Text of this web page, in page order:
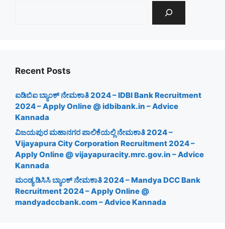
Recent Posts
ಐಡಿಬಿಐ ಬ್ಯಾಂಕ್ ನೇಮಕಾತಿ 2024 – IDBI Bank Recruitment
2024 – Apply Online @ idbibank.in – Advice
Kannada
ವಿಜಯಪುರ ಮಹಾನಗರ ಪಾಲಿಕೆಯಲ್ಲಿ ನೇಮಕಾತಿ 2024 –
Vijayapura City Corporation Recruitment 2024 –
Apply Online @ vijayapuracity.mrc.gov.in – Advice
Kannada
ಮಂಡ್ಯ ಡಿಸಿಸಿ ಬ್ಯಾಂಕ್ ನೇಮಕಾತಿ 2024 – Mandya DCC Bank
Recruitment 2024 – Apply Online @
mandyadccbank.com – Advice Kannada